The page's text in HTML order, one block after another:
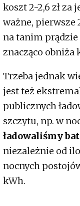
koszt 2-2,6 zł za
ważne,
na tanim
znacząco obniża
Trzeba jednak
jest też
publicznych
szczytu, np. w
ładowaliśmy
niezależnie od
nocnych
kWh.